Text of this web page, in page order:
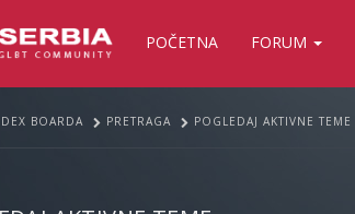
POČETNA FORUM
BOARDA PRETRAGA POGLEDAJ AKTIVNE TEME